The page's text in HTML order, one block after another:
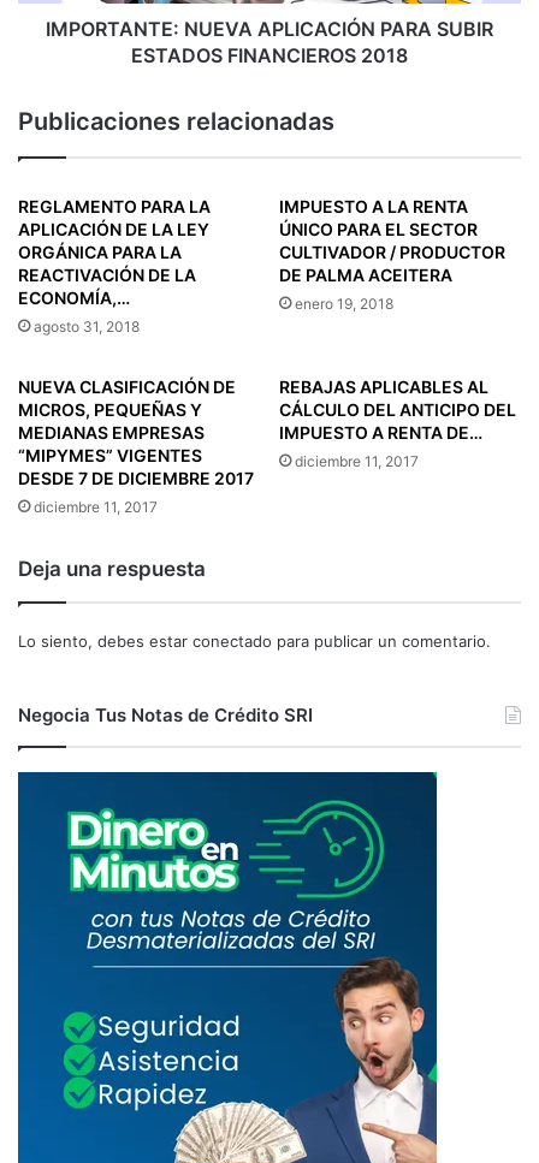
IMPORTANTE: NUEVA APLICACIÓN PARA SUBIR
ESTADOS FINANCIEROS 2018
Publicaciones relacionadas
REGLAMENTO PARA LA
APLICACIÓN DE LA LEY
ORGÁNICA PARA LA
REACTIVACIÓN DE LA
ECONOMÍA,…
agosto 31, 2018
IMPUESTO A LA RENTA
ÚNICO PARA EL SECTOR
CULTIVADOR / PRODUCTOR
DE PALMA ACEITERA
enero 19, 2018
NUEVA CLASIFICACIÓN DE
MICROS, PEQUEÑAS Y
MEDIANAS EMPRESAS
“MIPYMES” VIGENTES
DESDE 7 DE DICIEMBRE 2017
diciembre 11, 2017
REBAJAS APLICABLES AL
CÁLCULO DEL ANTICIPO DEL
IMPUESTO A RENTA DE…
diciembre 11, 2017
Deja una respuesta
Lo siento, debes estar conectado para publicar un comentario.
Negocia Tus Notas de Crédito SRI